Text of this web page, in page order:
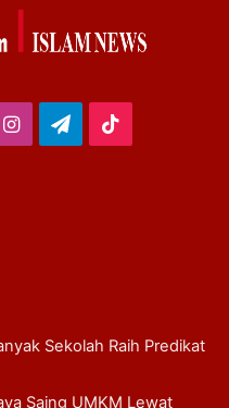
Instagram
Telegram
Sekolah Raih Predikat
Saing UMKM Lewat